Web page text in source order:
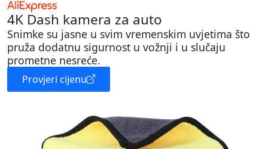
4K Dash kamera za auto
Snimke su jasne u svim vremenskim uvjetima što
pruža dodatnu sigurnost u vožnji i u slučaju
prometne nesreće.
Provjeri cijenu